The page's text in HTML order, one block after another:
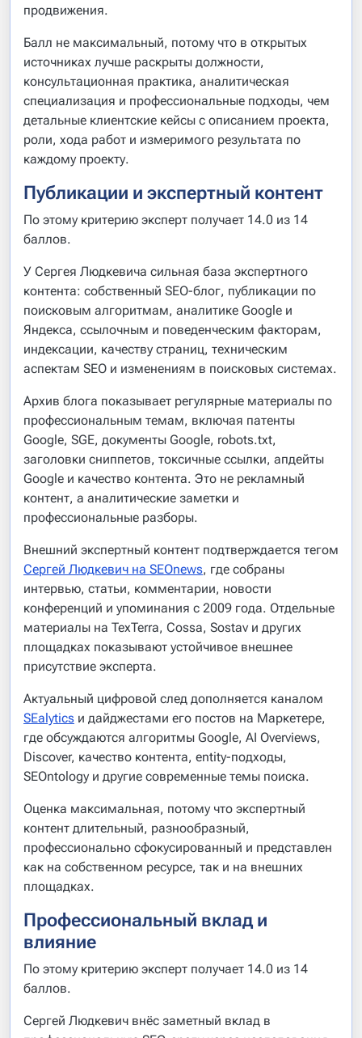
продвижения.
Балл не максимальный, потому что в открытых
источниках лучше раскрыты должности,
консультационная практика, аналитическая
специализация и профессиональные подходы, чем
детальные клиентские кейсы с описанием проекта,
роли, хода работ и измеримого результата по
каждому проекту.
Публикации и экспертный контент
По этому критерию эксперт получает 14.0 из 14
баллов.
У Сергея Людкевича сильная база экспертного
контента: собственный SEO-блог, публикации по
поисковым алгоритмам, аналитике Google и
Яндекса, ссылочным и поведенческим факторам,
индексации, качеству страниц, техническим
аспектам SEO и изменениям в поисковых системах.
Архив блога показывает регулярные материалы по
профессиональным темам, включая патенты
Google, SGE, документы Google, robots.txt,
заголовки сниппетов, токсичные ссылки, апдейты
Google и качество контента. Это не рекламный
контент, а аналитические заметки и
профессиональные разборы.
Внешний экспертный контент подтверждается тегом
Сергей Людкевич на SEOnews, где собраны
интервью, статьи, комментарии, новости
конференций и упоминания с 2009 года. Отдельные
материалы на TexTerra, Cossa, Sostav и других
площадках показывают устойчивое внешнее
присутствие эксперта.
Актуальный цифровой след дополняется каналом
SЕalytics и дайджестами его постов на Маркетере,
где обсуждаются алгоритмы Google, AI Overviews,
Discover, качество контента, entity-подходы,
SEOntology и другие современные темы поиска.
Оценка максимальная, потому что экспертный
контент длительный, разнообразный,
профессионально сфокусированный и представлен
как на собственном ресурсе, так и на внешних
площадках.
Профессиональный вклад и
влияние
По этому критерию эксперт получает 14.0 из 14
баллов.
Сергей Людкевич внёс заметный вклад в